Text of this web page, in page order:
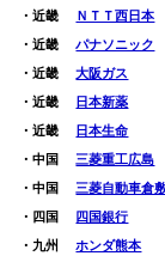
・近畿
ＮＴＴ西日本
・近畿パナソニック
・近畿大阪ガス 3
・近畿
日本新薬 7
・近畿
日本生命 2
・中国 三菱重工広島
・中国 三菱自動車倉
・四国 四国銀行 4
・九州ホンダ熊本 5